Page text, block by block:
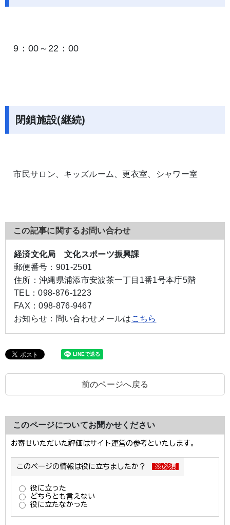
9：00～22：00
閉鎖施設(継続)
市民サロン、キッズルーム、更衣室、シャワー室
この記事に関するお問い合わせ
経済文化局 文化スポーツ振興課
郵便番号： 901-2501
住所： 沖縄県浦添市安波茶一丁目1番1号本庁5階
TEL：098-876-1223
FAX：098-876-9467
お知らせ： 問い合わせメールは こちら
前のページへ戻る
このページについてお聞かせください